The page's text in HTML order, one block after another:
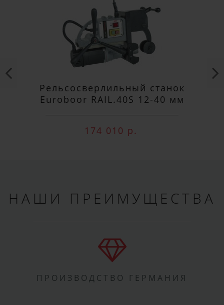
Рельсосверлильный станок
Euroboor RAIL.40S 12-40 мм
174 010 р.
НАШИ ПРЕИМУЩЕСТВА
ПРОИЗВОДСТВО ГЕРМАНИЯ